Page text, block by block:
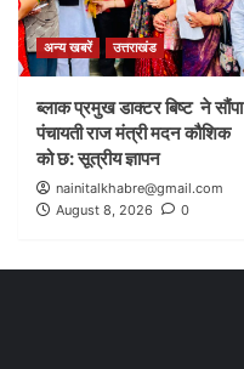
अन्य खबरें उत्तराखंड
ब्लाक प्रमुख डाक्टर बिष्ट ने सौंपा
पंचायती राज मंत्री मदन कौशिक
को छ: सूत्रीय ज्ञापन
nainitalkhabre@gmail.com
August 8, 2026
0